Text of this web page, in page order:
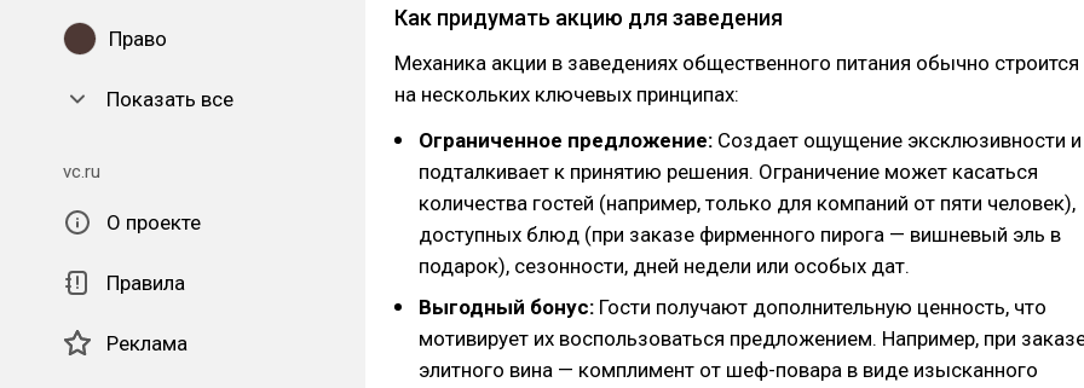
Право
Показать все
vc.ru
О проекте
Правила
Реклама
Как придумать акцию для заведения
Механика акции в заведениях общественного питания обычно строится
на нескольких ключевых принципах:
Ограниченное предложение: Создает ощущение эксклюзивности и
подталкивает к принятию решения. Ограничение может касаться
количества гостей (например, только для компаний от пяти человек),
доступных блюд (при заказе фирменного пирога — вишневый эль в
подарок), сезонности, дней недели или особых дат.
Выгодный бонус: Гости получают дополнительную ценность, что
мотивирует их воспользоваться предложением. Например, при
элитного вина — комплимент от шеф-повара в виде изысканного